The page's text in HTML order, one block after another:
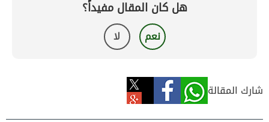
هل كان المقال مفيداً؟
نعم لا
شارك المقالة